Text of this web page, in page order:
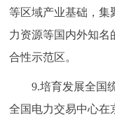
等区域产业基础，集
力资源等国内外知名
合性示范区。
9.培育发展全国统
全国电力交易中心在